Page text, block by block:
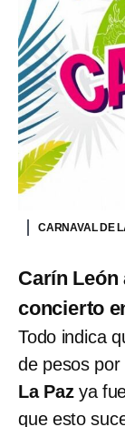
CARNAVAL DE
Carín León
concierto
Todo indica
de pesos por
La Pazya
que esto